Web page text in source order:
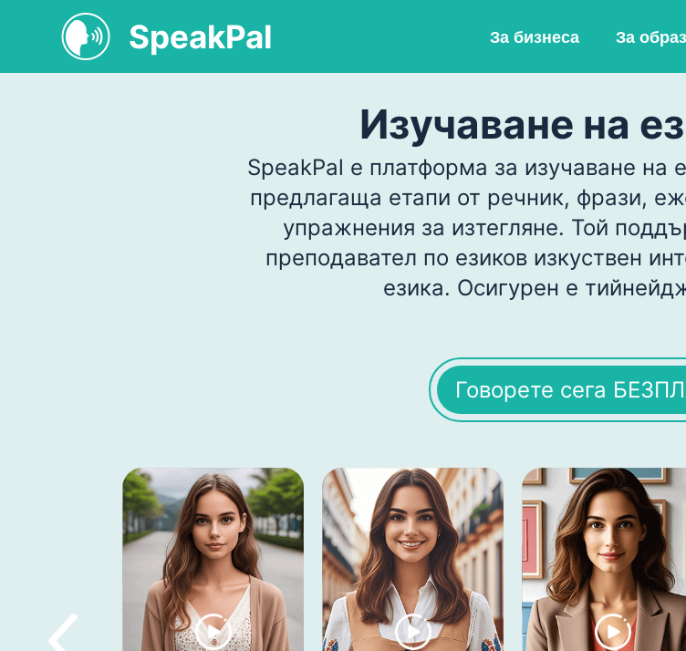
SpeakPal За бизнеса За
Изучаване на
SpeakPal е платформа за изучаване на
предлагаща етапи от речник, фрази,
упражнения за изтегляне. Той
преподавател по езиков изкуствен
езика. Осигурен е
Говорете сега